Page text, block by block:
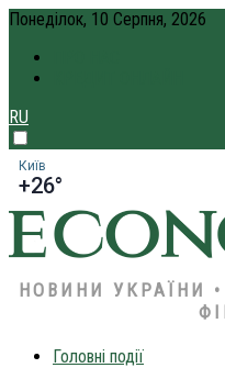
Понеділок, 10 Серпня, 2026
RU
Київ
+26°
НОВИНИ УКРАЇНИ
Головні події